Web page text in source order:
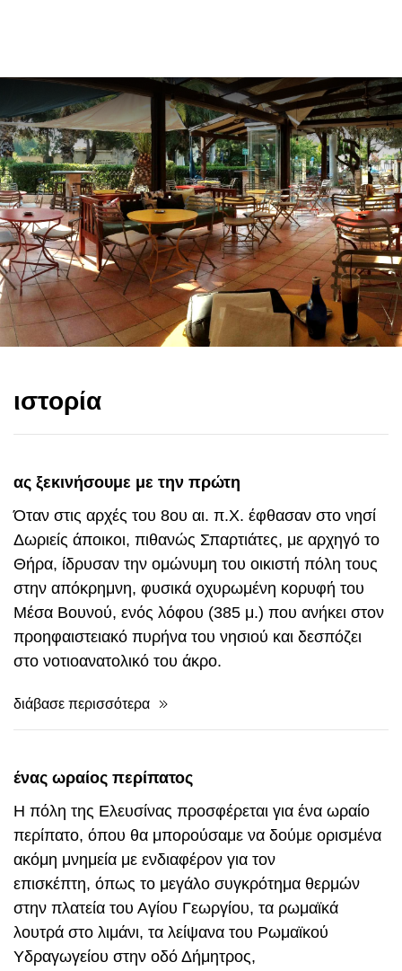
ιστορία
ας ξεκινήσουμε με την πρώτη
Όταν στις αρχές του 8ου αι. π.Χ. έφθασαν στο νησί
Δωριείς άποικοι, πιθανώς Σπαρτιάτες, με αρχηγό το
Θήρα, ίδρυσαν την ομώνυμη του οικιστή πόλη τους
στην απόκρημνη, φυσικά οχυρωμένη κορυφή του
Μέσα Βουνού, ενός λόφου (385 μ.) που ανήκει στον
προηφαιστειακό πυρήνα του νησιού και δεσπόζει
στο νοτιοανατολικό του άκρο.
διάβασε περισσότερα
ένας ωραίος περίπατος
Η πόλη της Ελευσίνας προσφέρεται για ένα ωραίο
περίπατο, όπου θα μπορούσαμε να δούμε ορισμένα
ακόμη μνημεία με ενδιαφέρον για τον
επισκέπτη, όπως το μεγάλο συγκρότημα θερμών
στην πλατεία του Αγίου Γεωργίου, τα ρωμαϊκά
λουτρά στο λιμάνι, τα λείψανα του Ρωμαϊκού
Υδραγωγείου στην οδό Δήμητρος,